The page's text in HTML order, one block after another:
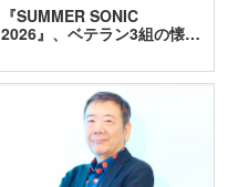
『SUMMER SONIC
2026』、ベテラン3組の懐…